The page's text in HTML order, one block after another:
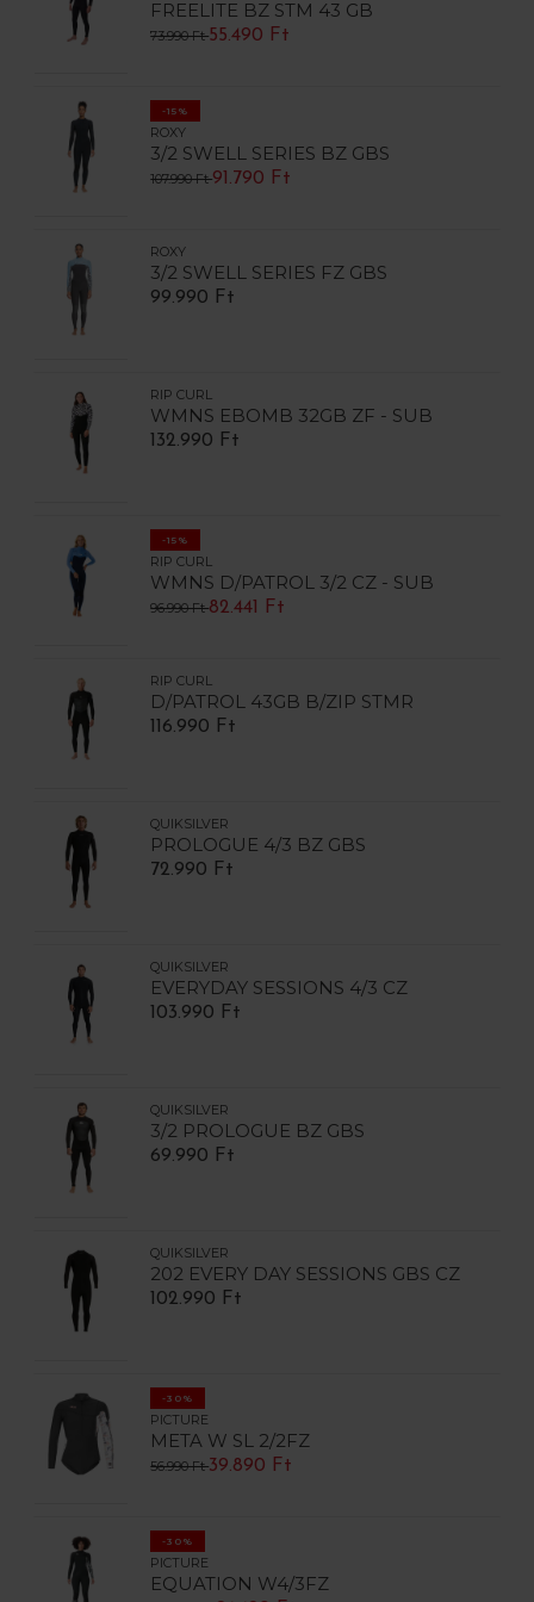
FREELITE BZ STM 43 GB
73.990 Ft55.490 Ft
-15%
ROXY
3/2 SWELL SERIES BZ GBS
107.990 Ft91.790 Ft
ROXY
3/2 SWELL SERIES FZ GBS
99.990 Ft
RIP CURL
WMNS EBOMB 32GB ZF - SUB
132.990 Ft
-15%
RIP CURL
WMNS D/PATROL 3/2 CZ - SUB
96.990 Ft82.441 Ft
RIP CURL
D/PATROL 43GB B/ZIP STMR
116.990 Ft
QUIKSILVER
PROLOGUE 4/3 BZ GBS
72.990 Ft
QUIKSILVER
EVERYDAY SESSIONS 4/3 CZ
103.990 Ft
QUIKSILVER
3/2 PROLOGUE BZ GBS
69.990 Ft
QUIKSILVER
202 EVERY DAY SESSIONS GBS CZ
102.990 Ft
-30%
PICTURE
META W SL 2/2FZ
56.990 Ft39.890 Ft
-30%
PICTURE
EQUATION W4/3FZ